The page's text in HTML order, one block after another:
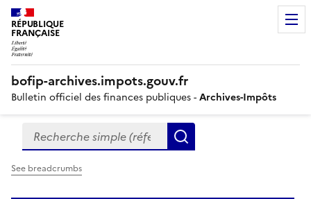
RÉPUBLIQUE
FRANÇAISE
bofip-archives.impots.gouv.fr
Bulletin officiel des finances publiques -Archives-Impôts
Formulaire
de
recherche
Recherche simple (références, mots clés, partie du
See breadcrumbs